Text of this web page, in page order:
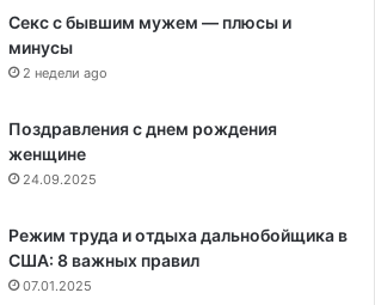
Секс с бывшим мужем — плюсы и
минусы
2 недели ago
Поздравления с днем рождения
женщине
24.09.2025
Режим труда и отдыха дальнобойщика в
США: 8 важных правил
07.01.2025